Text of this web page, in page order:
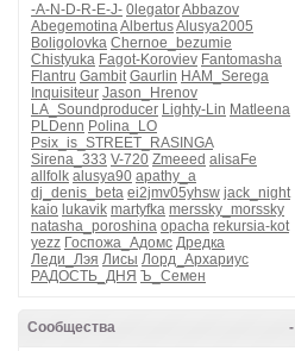
-A-N-D-R-E-J- 0legatorAbbazov
AbegemotinaAlbertusAlusya2005
Boligolovka Chernoe_bezumie
Chistyuka Fagot-Koroviev Fantomasha
Flantru Gambit Gaurlin HAM_Serega
Inquisiteur Jason_Hrenov
LA_Soundproducer Lighty-Lin Matleena
PLDenn Polina_LO
Psix_is_STREET_RASINGA
Sirena_333 V-720 Zmeeed alisaFe
allfolk alusya90 apathy_a
dj_denis_beta ei2jmv05yhsw jack_night
kaio lukavik martyfka merssky_morssky
natasha_poroshina opacha rekursia-kot
yezz Госпожа_Адомс Дредка
Леди_Лэя Лисы Лорд_Архариус
РАДОСТЬ_ДНЯ Ъ_Семен
-
Сообщества